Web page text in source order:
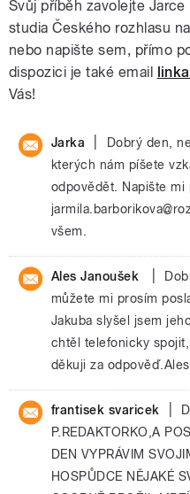
Svůj příběh zavolejte
studia Českého rozhlasu
nebo napište sem, přímo
dispozici je také email
Vás!
Jarka
Dobrý den,
kterých nám píšete
odpovědět. Napište mi
všem.
Ales Janoušek
můžete mi prosím
Jakuba slyšel jsem
chtěl telefonicky
děkuji za
frantisek svaricek
P.REDAKTORKO,A
DEN VYPRÁVIM
HOSPŮDCE NĚJAKÉ